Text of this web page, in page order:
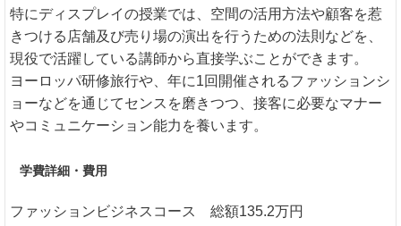
特にディスプレイの授業では、空間の活用方法や顧客を惹
きつける店舗及び売り場の演出を行うための法則などを、
現役で活躍している講師から直接学ぶことができます。
ヨーロッパ研修旅行や、年に1回開催されるファッションシ
ョーなどを通じてセンスを磨きつつ、接客に必要なマナー
やコミュニケーション能力を養います。
学費詳細・費用
ファッションビジネスコース 総額135.2万円